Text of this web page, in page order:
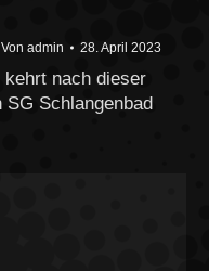
Von admin 28. April 2023
kehrt nach dieser
Schlangenbad